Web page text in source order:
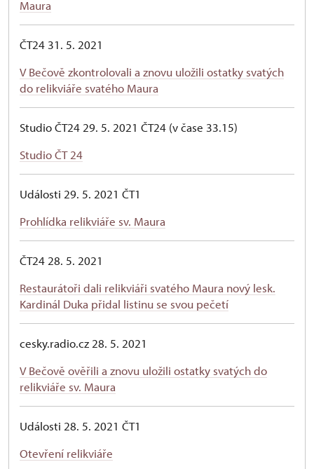
Maura
ČT24 31. 5. 2021
V Bečově zkontrolovali a znovu uložili ostatky svatých
do relikviáře svatého Maura
Studio ČT24 29. 5. 2021 ČT24 (v čase 33.15)
Studio ČT 24
Události 29. 5. 2021 ČT1
Prohlídka relikviáře sv. Maura
ČT24 28. 5. 2021
Restaurátoři dali relikviáři svatého Maura nový lesk.
Kardinál Duka přidal listinu se svou pečetí
cesky.radio.cz 28. 5. 2021
V Bečově ověřili a znovu uložili ostatky svatých do
relikviáře sv. Maura
Události 28. 5. 2021 ČT1
Otevření relikviáře